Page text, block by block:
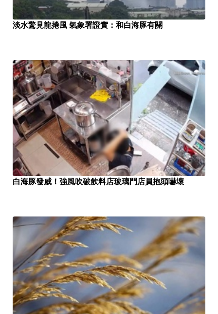
淡水驚見龍捲風 氣象署證實：和白海豚有關
白海豚發威！強風吹破飲料店玻璃門店員抱頭嚇壞